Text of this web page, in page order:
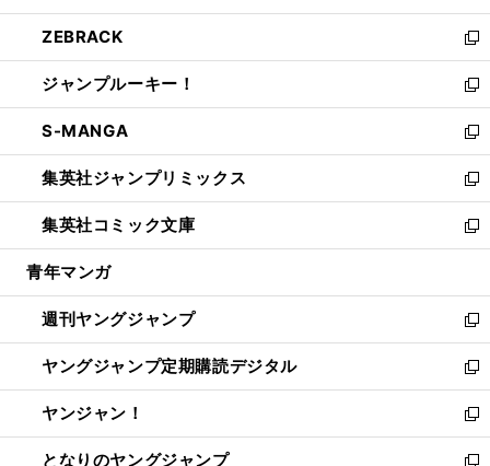
開
く
ウ
で
開
く
ン
ド
ウ
で
開
く
ウ
ィ
ン
ド
ウ
で
開
く
し
い
ウ
ィ
ン
ド
ウ
で
開
く
ZEBRACK
新
し
い
ウ
ィ
ン
ド
ウ
で
開
ジャンプルーキー！
新
し
い
ウ
ィ
ン
ド
ウ
開
く
S-MANGA
新
し
い
ウ
ィ
ン
ウ
で
開
く
集英社ジャンプリミックス
新
し
い
ウ
ン
ド
ウ
で
開
く
集英社コミック文庫
新
し
ウ
ィ
ン
ド
ウ
で
開
く
青年マンガ
週刊ヤングジャンプ
新
し
い
ウ
ィ
ン
ド
ヤングジャンプ定期購読デジタル
新
し
い
ウ
ヤンジャン！
新
し
となりのヤングジャンプ